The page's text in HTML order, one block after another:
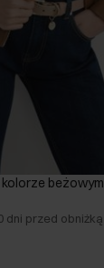
beżowym
dni przed obniżką